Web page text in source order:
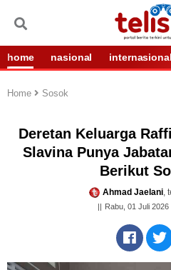
home nasional internasional
Home Sosok
Deretan Keluarga
Slavina Punya
Berikut
Ahmad Jaelani,
Rabu, 01 Juli 2026